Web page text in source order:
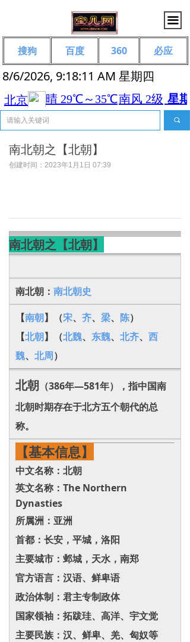
끀
8/6/2026, 9:18:12 AM 星期四
끠
搜狗 百度 360 必应
南北朝之【北朝】
创建时间： 2023年1月1日 07:39
南北朝之【北朝】
南北朝： 南北朝史
【南朝】（宋、 齐、 梁、 陈）
【北朝】（北魏、 东魏、 北齐、 西
魏、 北周）
北朝 （386年—581年），指中国南
北朝时期存在于北方五个朝代的总
称。
【基本信息】
中文名称：北朝
英文名称：The Northern
Dynasties
所属洲：亚洲
首都：长安，平城，洛阳
主要城市：邺城，天水，南郑
官方语言：汉语、鲜卑语
政治体制：君主专制政体
国家领袖：拓跋珪、高洋、宇文觉
主要民族：汉、鲜卑、羌、匈奴等